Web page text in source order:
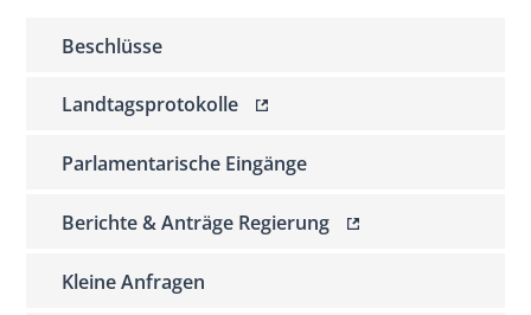
Beschlüsse
Landtagsprotokolle
Parlamentarische Eingänge
Berichte & Anträge Regierung
Kleine Anfragen